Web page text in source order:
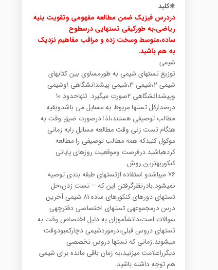
✳️کلید
دردرس فیزیک ضمن مطالعه مفهومی وتقویت بنیه
ریاضی،به طورکیفی تستهایی درسطوح
ساده،متوسط وسخت زده و مراقب مفاهیم نزدیک
به هم باشید.
شیمی
توزیع تستهای شیمی به طورمساوی بین کتابهای
شیمی ۲،شیمی ۳،شیمی پیشدانشگاهی ۱وشیمی
وپیشدانشگاهی ۲صورت میگیرد. تنهاحدود ۱۰
درصدازکل تستها مربوط به مسایل می باشدوبقیه
مطالب توصیفی هستند،لذا درصورت ضیق وقت به
هنگام تست زنی وقت مطالعه مسایل رابه زمانی
موکول کنیدکه همه مطالب توصیفی را مطالعه
کردهباشید.درفرصت وموقعیت روزهای پایانی
کنکوربهترین روش
۷۶ میباشدو استفاده ازتستهای طبقه بندی توصیه
نمیشود.بادرنظرگرفتن این که – تست زدن،حل
تستهای دورهای کنکورهای ساده ۸۱ شیمی آخرین
درس درمجموعهی تستهای اختصاصی دفترچهی
سوالات است،دانشآموزان به دلیل اختصاص وقت به
تستهای دروس قبلی،درموردشیمی دچارکمبودوقت
میشوند.زمانی که تستها دروس تخصصی
دیگرراعلامت میزنید،به زمان باقی مانده برای شیمی
هم توجه داشته باشید.